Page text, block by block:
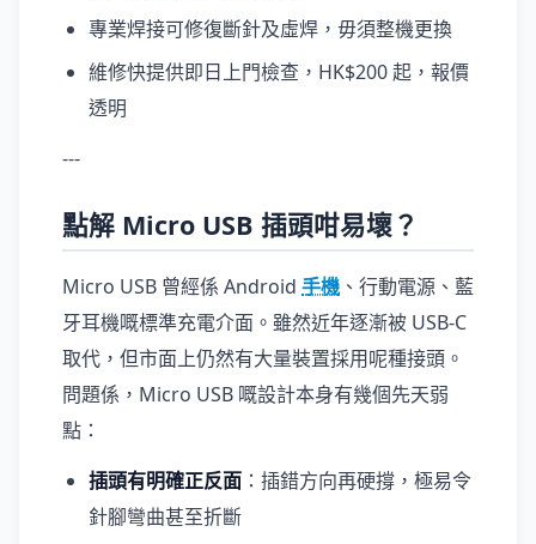
專業焊接可修復斷針及虛焊，毋須整機更換
維修快提供即日上門檢查，HK$200 起，報價
透明
---
點解 Micro USB 插頭咁易壞？
Micro USB 曾經係 Android 手機 、行動電源、藍
牙耳機嘅標準充電介面。雖然近年逐漸被 USB-C
取代，但市面上仍然有大量裝置採用呢種接頭。
問題係，Micro USB 嘅設計本身有幾個先天弱
點：
插頭有明確正反面 ：插錯方向再硬撐，極易令
針腳彎曲甚至折斷